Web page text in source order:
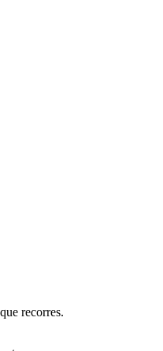
recorres.